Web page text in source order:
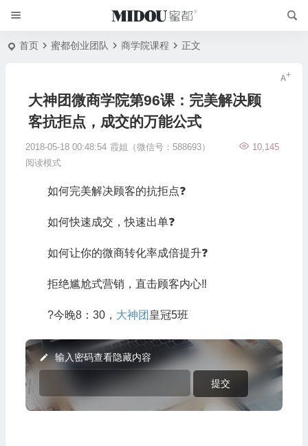
首页 蜜都创业团队 商学院课程 正文
大神团微商学院第96课：完美解决顾
客抗拒点，成交的万能公式
2018-05-18 00:48:54 霞姐（微信号：588693）
10,145
阅读模式
如何完美解决顾客的抗拒点❓
如何快速成交，快速出单❓
如何让你的微商转化率成倍提升❓
拒绝尴尬式营销，直击顾客内心‼
?今晚8：30， 大神团 皇冠5班
输入密码查看隐藏内容